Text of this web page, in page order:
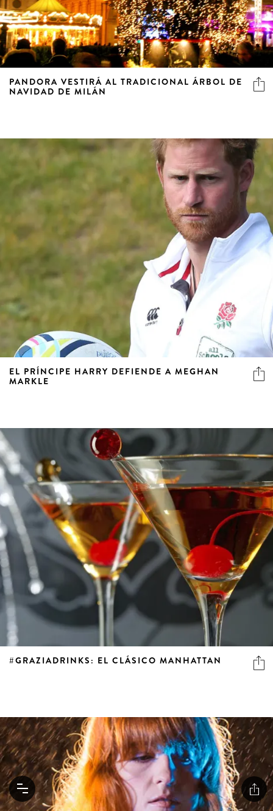
PANDORA VESTIRÁ AL TRADICIONAL ÁRBOL DE
NAVIDAD DE MILÁN
EL PRÍNCIPE HARRY DEFIENDE A MEGHAN
MARKLE
#GRAZIADRINKS: EL CLÁSICO MANHATTAN